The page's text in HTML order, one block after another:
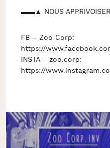
▬▬▲ NOUS
FB – Zoo Corp:
https://
INSTA – zoo.corp:
https://